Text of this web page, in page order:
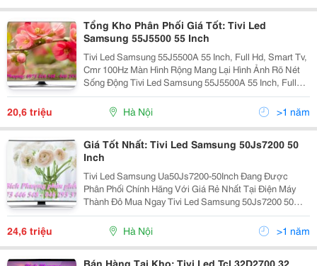
Tổng Kho Phân Phối Giá Tốt: Tivi Led
Samsung 55J5500 55 Inch
Tivi Led Samsung 55J5500A 55 Inch, Full Hd, Smart Tv,
Cmr 100Hz Màn Hình Rộng Mang Lại Hình Ảnh Rõ Nét
Sống Động Tivi Led Samsung 55J5500A 55 Inch, Full
Hd, Smart Tv, Cmr 100Hz Thiết Kế Hiện Đại Tạo Nét
20,6 triệu Hà Nội >1 năm
Giá Tốt Nhất: Tivi Led Samsung 50Js7200 50
Inch
Tivi Led Samsung Ua50Js7200-50Inch Đang Được
Phân Phối Chính Hãng Với Giá Rẻ Nhất Tại Điện Máy
Thành Đô Mua Ngay Tivi Led Samsung 50Js7200 50
Inch Ngay Hôm Nay Bạn Sẽ Nhận Được Mức Giá Tốt
Nhất Và Những Phần Quà Có Giá Trị: &Quot; Loa Thanh
Samsung
24,6 triệu Hà Nội >1 năm
Bán Hàng Tại Kho: Tivi Led Tcl 32D2700 32